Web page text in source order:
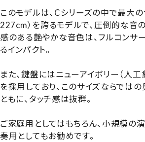
このモデルは、Cシリーズの中で最大の
227cm）を誇るモデルで、圧倒的な音
感のある艶やかな音色は、フルコンサ
るインパクト。
また、鍵盤にはニューアイボリー（人
を採用しており、このサイズならでは
ともに、タッチ感は抜群。
ご家庭用としてはもちろん、小規模の
奏用としてもお勧めです。